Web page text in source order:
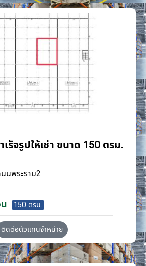
ร็จรูปให้เช่า ขนาด 150 ตรม.
นพระราม2
150 ตรม.
ติดต่อตัวแทนจำหน่าย